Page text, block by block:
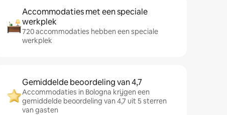
Accommodaties met een speciale
werkplek
720 accommodaties hebben een speciale
werkplek
Gemiddelde beoordeling van 4,7
Accommodaties in Bologna krijgen een
gemiddelde beoordeling van 4,7 uit 5 sterren
van gasten